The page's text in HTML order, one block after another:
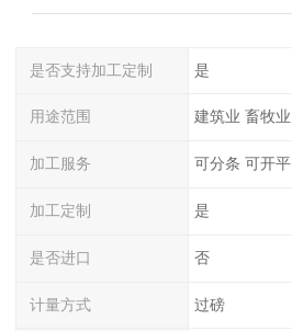
是否支持加工定制 是
用途范围 建筑业 畜牧业
加工服务 可分条 可开平
加工定制 是
是否进口 否
计量方式 过磅